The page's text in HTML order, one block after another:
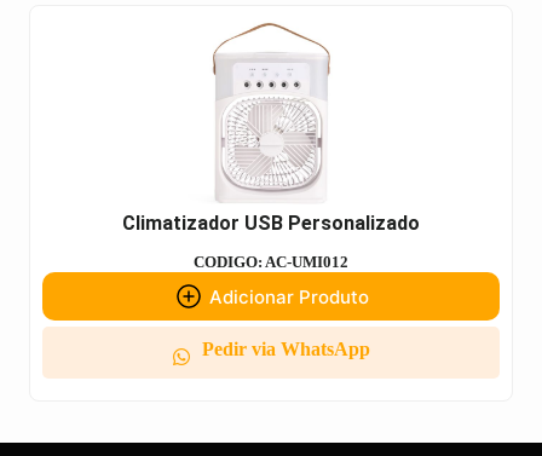
Climatizador USB Personalizado
CODIGO: AC-UMI012
Adicionar Produto
Pedir via WhatsApp